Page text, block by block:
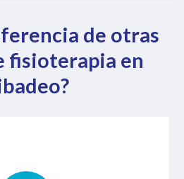
de otras
fisioterapia en